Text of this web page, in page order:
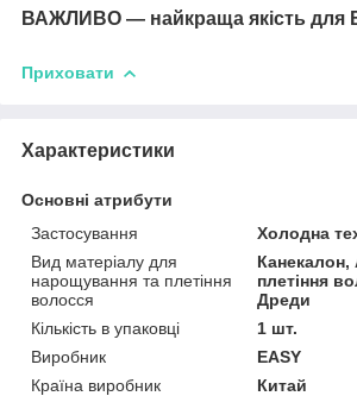
ВАЖЛИВО — найкраща якість для
Приховати
Характеристики
Основні атрибути
Застосування
Холодна
Вид матеріалу для
нарощування та плетіння
волосся
Канекалон,
плетіння
Дреди
Кількість в упаковці
1 шт.
Виробник
EASY
Країна виробник
Китай